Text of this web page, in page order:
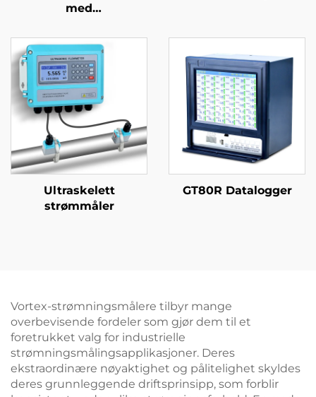
med
Ultraskelett
strømmåler
GT80R Datalogger
Vortex-strømningsmålere tilbyr mange
overbevisende fordeler som gjør dem til et
foretrukket valg for industrielle
strømningsmålingsapplikasjoner. Deres
ekstraordinære nøyaktighet og pålitelighet skyldes
deres grunnleggende driftsprinsipp, som forblir